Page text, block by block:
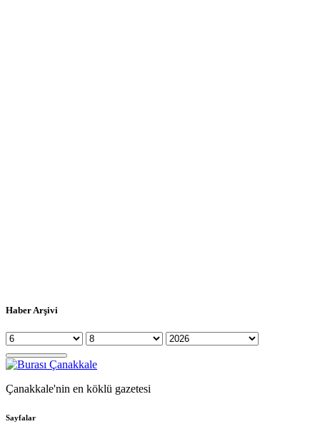
Haber Arşivi
Çanakkale'nin en köklü gazetesi
Sayfalar